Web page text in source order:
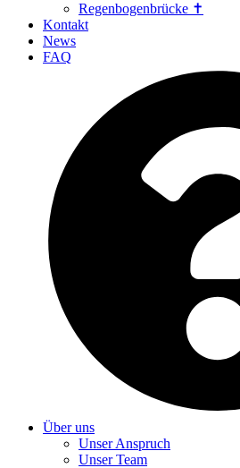
Regenbogenbrücke ✝
Kontakt
News
FAQ
Über uns
Unser Anspruch
Unser Team